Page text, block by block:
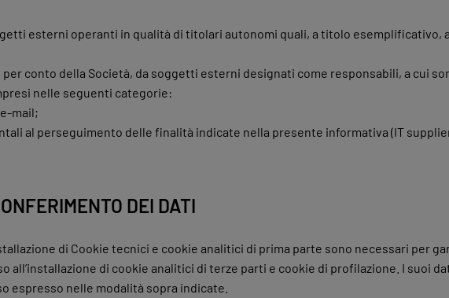
esterni operanti in qualità di titolari autonomi quali, a titolo esemplificativo,
conto della Società, da soggetti esterni designati come responsabili, a cui
nelle seguenti categorie:
mail;
al perseguimento delle finalità indicate nella presente informativa (IT
DEI DATI
di Cookie tecnici e cookie analitici di prima parte sono necessari per
all’installazione di cookie analitici di terze parti e cookie di profilazione. I suoi
espresso nelle modalità sopra indicate.